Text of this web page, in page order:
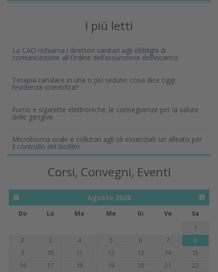
I più letti
La CAO richiama i direttori sanitari agli obblighi di
comunicazione all'Ordine dell’assunzione dell’incarico
Terapia canalare in una o più sedute: cosa dice oggi
l’evidenza scientifica?
Fumo e sigarette elettroniche: le conseguenze per la salute
delle gengive
Microbioma orale e collutori agli oli essenziali: un alleato per
il controllo del biofilm
Corsi, Convegni, Eventi
Agosto 2026
Do Lu Ma Me Gi Ve
Sa
1
2
3 4 5 6 7
8
9
10 11 12 13 14
15
16
17 18 19 20 21
22